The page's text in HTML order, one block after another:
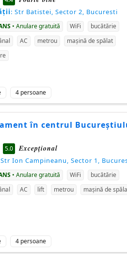
: Str Batistei, Sector 2, Bucuresti
• Anulare gratuită WiFi
bucătărie
AC metrou
mașină de spălat
4 persoane
în centrul
5.0 Excepţional
Ion Campineanu, Sector 1,
• Anulare gratuită WiFi
bucătărie
AC lift metrou
mașină de
4 persoane